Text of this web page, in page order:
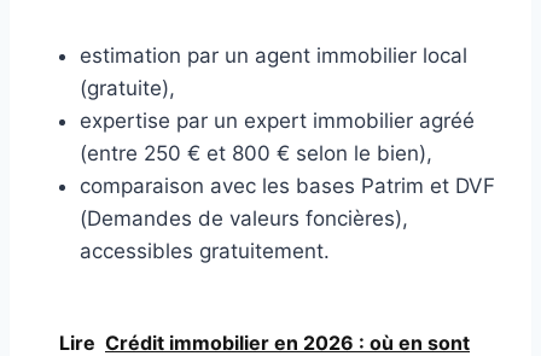
estimation par un agent immobilier local
(gratuite),
expertise par un expert immobilier agréé
(entre 250 € et 800 € selon le bien),
comparaison avec les bases Patrim et DVF
(Demandes de valeurs foncières),
accessibles gratuitement.
Lire Crédit immobilier en 2026 : où en sont